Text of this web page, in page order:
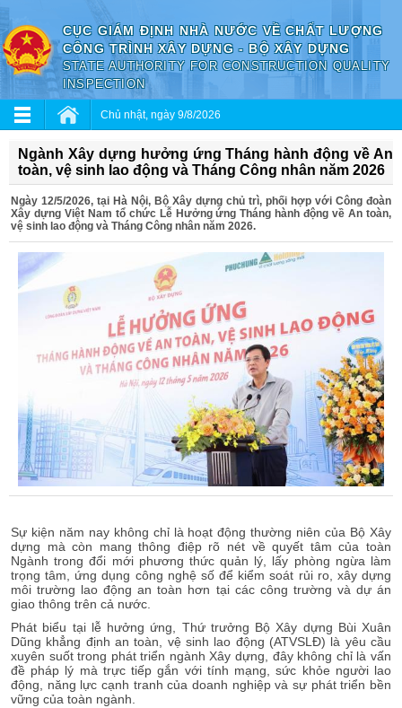
CỤC GIÁM ĐỊNH NHÀ NƯỚC VỀ CHẤT LƯỢNG
CÔNG TRÌNH XÂY DỰNG - BỘ XÂY DỰNG
STATE AUTHORITY FOR CONSTRUCTION QUALITY
INSPECTION
Chủ nhật, ngày 9/8/2026
Ngành Xây dựng hưởng ứng Tháng hành động về An
toàn, vệ sinh lao động và Tháng Công nhân năm 2026
Ngày 12/5/2026, tại Hà Nội, Bộ Xây dựng chủ trì, phối hợp với Công đoàn
Xây dựng Việt Nam tổ chức Lễ Hưởng ứng Tháng hành động về An toàn,
vệ sinh lao động và Tháng Công nhân năm 2026.
Sự kiện năm nay không chỉ là hoạt động thường niên của Bộ Xây
dựng mà còn mang thông điệp rõ nét về quyết tâm của toàn
Ngành trong đổi mới phương thức quản lý, lấy phòng ngừa làm
trọng tâm, ứng dụng công nghệ số để kiểm soát rủi ro, xây dựng
môi trường lao động an toàn hơn tại các công trường và dự án
giao thông trên cả nước.
Phát biểu tại lễ hưởng ứng, Thứ trưởng Bộ Xây dựng Bùi Xuân
Dũng khẳng định an toàn, vệ sinh lao động (ATVSLĐ) là yêu cầu
xuyên suốt trong phát triển ngành Xây dựng, đây không chỉ là vấn
đề pháp lý mà trực tiếp gắn với tính mạng, sức khỏe người lao
động, năng lực cạnh tranh của doanh nghiệp và sự phát triển bền
vững của toàn ngành.